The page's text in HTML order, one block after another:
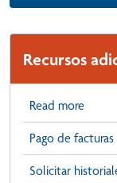
Recursos
Read more
Pago de facturas
Solicitar